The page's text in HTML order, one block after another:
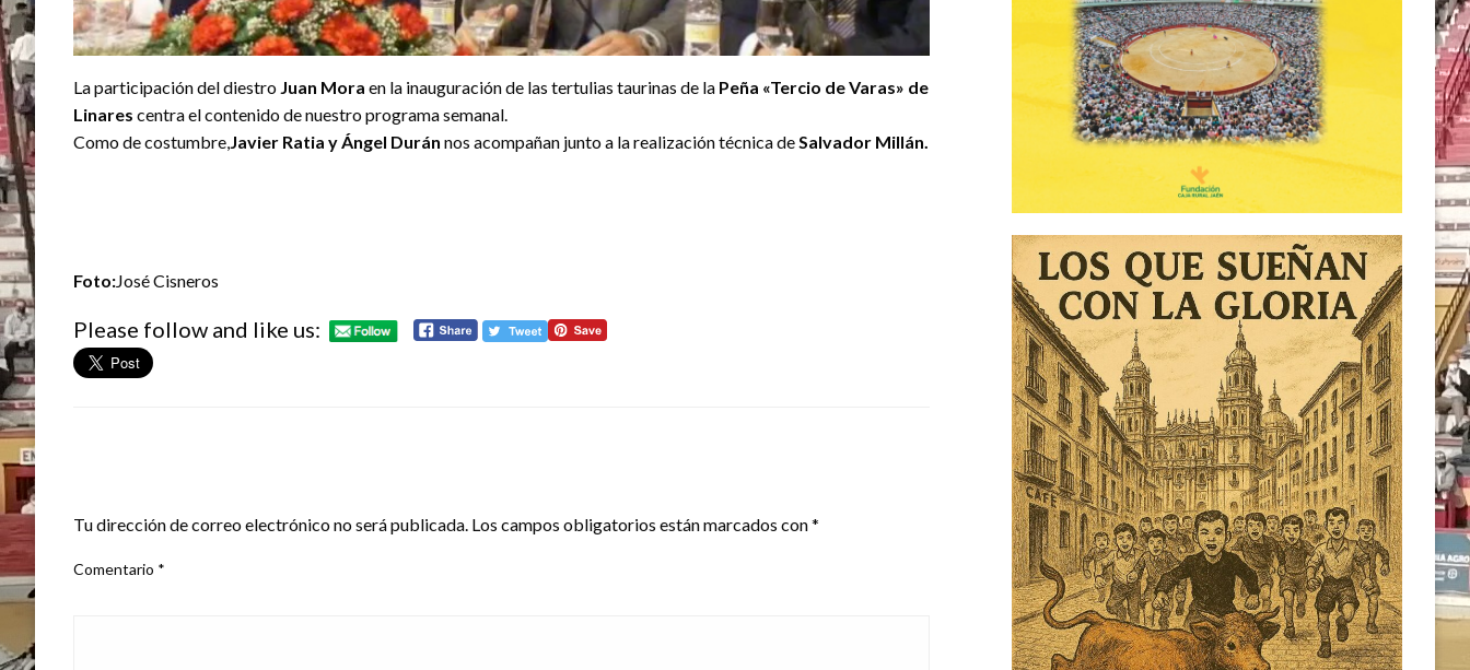
La participación del diestro Juan Mora en la inauguración de las tertulias taurinas de la Peña «Tercio de Varas» de
Linares centra el contenido de nuestro programa semanal.
Como de costumbre,Javier Ratia y Ángel Durán nos acompañan junto a la realización técnica deSalvador Millán.
Foto:José Cisneros
Please follow and like us:
Tu dirección de correo electrónico no será publicada. Los campos obligatorios están marcados con*
Comentario *